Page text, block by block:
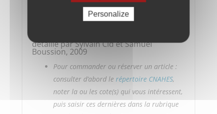
Fédération générale des associations
détaillé par Sylvain Cid et Samuel
Boussion, 2009
Pour commander ou réserver un article :
consulter d’abord le répertoire CNAHES,
noter la ou les cote(s) qui vous intéressent,
puis saisir ces dernières dans la rubrique
Personalize